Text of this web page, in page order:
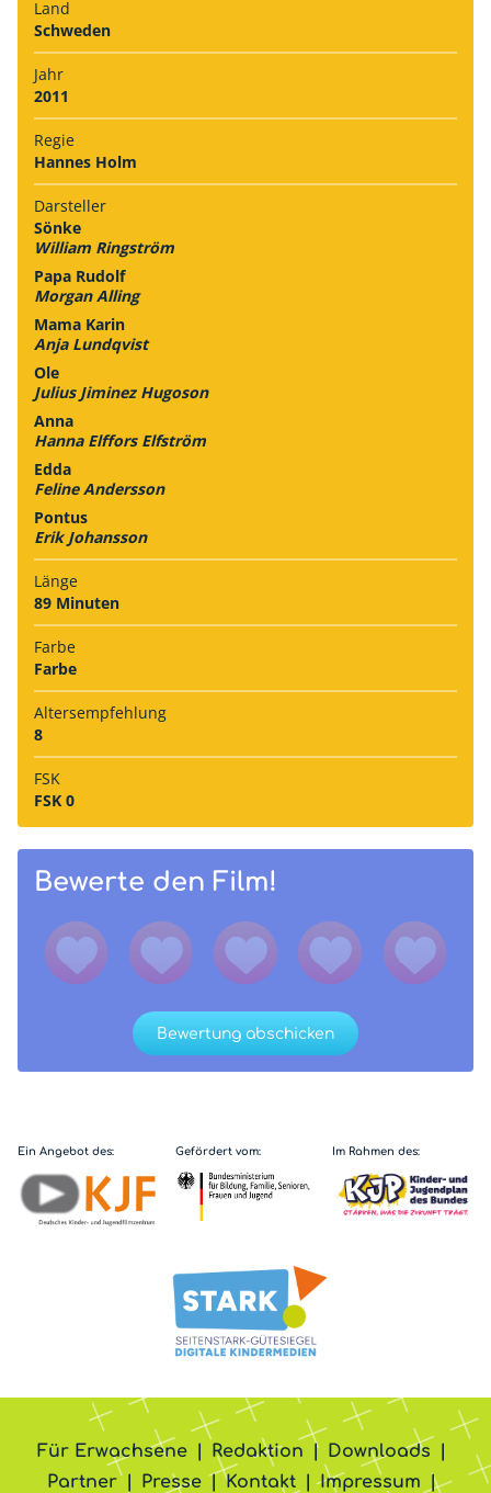
Land
Schweden
Jahr
2011
Regie
Hannes Holm
Darsteller
Sönke
William Ringström
Papa Rudolf
Morgan Alling
Mama Karin
Anja Lundqvist
Ole
Julius Jiminez Hugoson
Anna
Hanna Elffors Elfström
Edda
Feline Andersson
Pontus
Erik Johansson
Länge
89 Minuten
Farbe
Farbe
Alters­empfehlung
8
FSK
FSK 0
Bewerte den Film!
Bewertung abschicken
Ein Angebot des: Gefördert vom: Im Rahmen des:
Für Erwachsene Redaktion
Downloads
Partner
Presse Kontakt Impressum